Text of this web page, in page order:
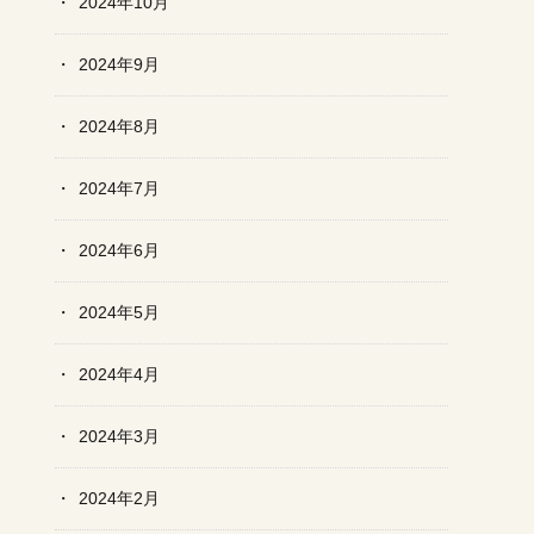
2024年9月
2024年8月
2024年7月
2024年6月
2024年5月
2024年4月
2024年3月
2024年2月